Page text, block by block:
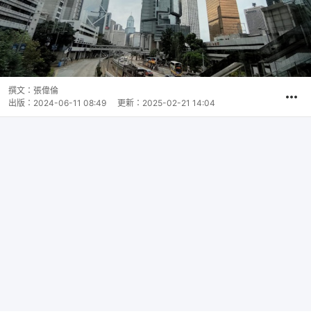
撰文： 張偉倫
出版： 2024-06-11 08:49 更新： 2025-02-21 14:04